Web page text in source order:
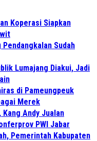
Koperasi Siapkan
Sudah
Lumajang Diakui, Jadi
di Pameungpeuk
Merek
Andy Jualan
PWI Jabar
Pemerintah Kabupaten